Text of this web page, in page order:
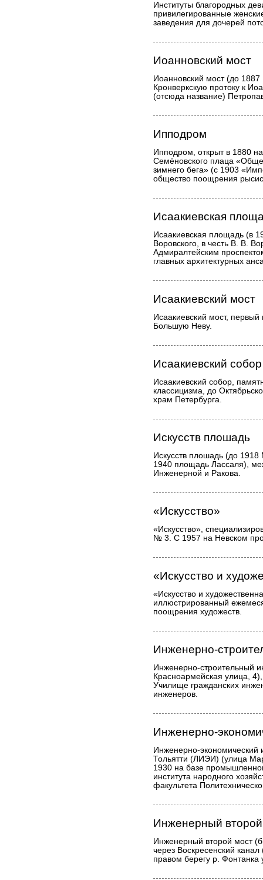
Институты благородных
привилегированные
заведения для дочерей
Иоанновский мост
Иоанновский мост (до 1887
Кронверкскую протоку к
(отсюда название)
Ипподром
Ипподром, открыт в 1880
Семёновского плаца
зимнего бега» (с 1903
общество поощрения
Исаакиевская
Исаакиевская площадь (в
Воровского, в честь В. В.
Адмиралтейским
главных архитектурных
Исаакиевский мост
Исаакиевский мост,
Большую Неву.
Исаакиевский собор
Исаакиевский собор,
классицизма, до
храм Петербурга.
Искусств плошадь
Искусств плошадь (до
1940 площадь Лассаля),
Инженерной и Ракова.
«Искусство»
«Искусство»,
№ 3. С 1957 на Невском
«Искусство и
«Искусство и
иллюстрированный
поощрения художеств.
Инженерно-
Инженерно-строительный
Красноармейская улица,
Училище гражданских
инженеров.
Инженерно-
Инженерно-экономический
Тольятти (ЛИЭИ) (улица
1930 на базе
института народного
факультета
Инженерный
Инженерный второй мост
через Воскресенский
правом берегу р. Фонтанка